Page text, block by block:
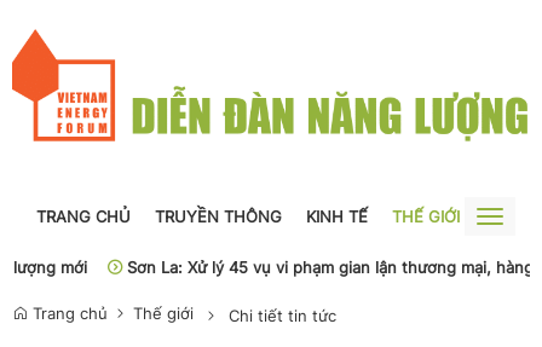
TRANG CHỦ TRUYỀN THÔNG KINH TẾ THẾ GIỚI
Toggle
mới
Sơn La: Xử lý 45 vụ vi phạm gian lận thương mại, hàng giả
Trang chủ Thế giới Chi tiết tin tức